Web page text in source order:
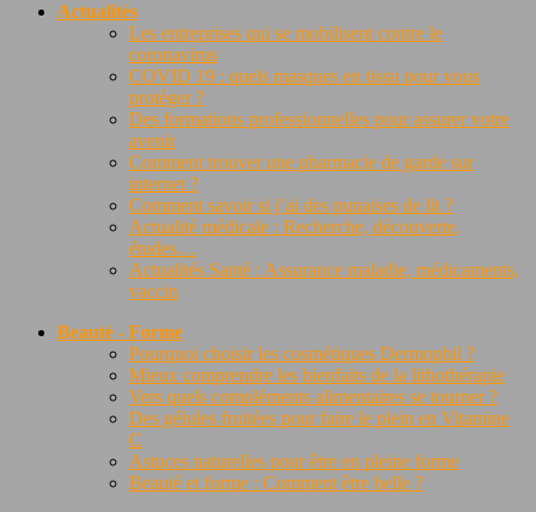
Actualités
Les entreprises qui se mobilisent contre le
coronavirus
COVID 19 : quels masques en tissu pour vous
protéger ?
Des formations professionnelles pour assurer votre
avenir
Comment trouver une pharmacie de garde sur
internet ?
Comment savoir si j’ai des punaises de lit ?
Actualité médicale : Recherche, découverte,
études…
Actualités Santé : Assurance maladie, médicaments,
vaccin
Beauté - Forme
Pourquoi choisir les cosmétiques Dermophil ?
Mieux comprendre les bienfaits de la lithothérapie
Vers quels compléments alimentaires se tourner ?
Des gélules fruitées pour faire le plein en Vitamine
C
Astuces naturelles pour être en pleine forme
Beauté et forme : Comment être belle ?